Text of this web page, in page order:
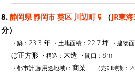
8. 静岡県 静岡市 葵区 川辺町 （JR東
分）
・築： 23.3 年 ・土地面積： 22.7 坪 ・建物
ぼ正方形 ・構造： 木造 ・間口： 8m
・都市計画(用途地域)： 商業 （売却時期：